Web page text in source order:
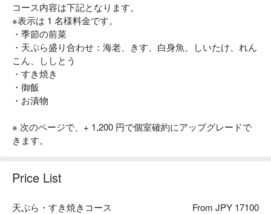
コース内容は下記となります。
※表示は 1 名様料金です。
・季節の前菜
・天ぷら盛り合わせ：海老、きす、白身魚、しいたけ、れん
こん、ししとう
・すき焼き
・御飯
・お漬物
※ 次のページで、+ 1,200 円で個室確約にアップグレードで
きます。
Price List
天ぷら・すき焼きコース From JPY 17100